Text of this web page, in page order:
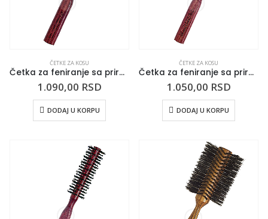
ČETKE ZA KOSU
Četka za feniranje sa prirodnom dlakom BURGUNDY 50mm
1.090,00 RSD
DODAJ U KORPU
ČETKE ZA KOSU
Četka za feniranje sa prirodnom dlakom BURGUNDY 40mm
1.050,00 RSD
DODAJ U KORPU